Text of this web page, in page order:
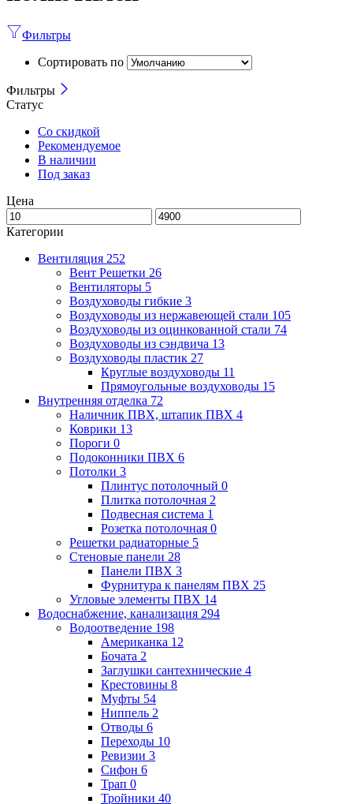
Фильтры
Сортировать по
Фильтры
Статус
Со скидкой
Рекомендуемое
В наличии
Под заказ
Цена
Категории
Вентиляция 252
Вент Решетки 26
Вентиляторы 5
Воздуховоды гибкие 3
Воздуховоды из нержавеющей стали 105
Воздуховоды из оцинкованной стали 74
Воздуховоды из сэндвича 13
Воздуховоды пластик 27
Круглые воздуховоды 11
Прямоугольные воздуховоды 15
Внутренняя отделка 72
Наличник ПВХ, штапик ПВХ 4
Коврики 13
Пороги 0
Подоконники ПВХ 6
Потолки 3
Плинтус потолочный 0
Плитка потолочная 2
Подвесная система 1
Розетка потолочная 0
Решетки радиаторные 5
Стеновые панели 28
Панели ПВХ 3
Фурнитура к панелям ПВХ 25
Угловые элементы ПВХ 14
Водоснабжение, канализация 294
Водоотведение 198
Американка 12
Бочата 2
Заглушки сантехнические 4
Крестовины 8
Муфты 54
Ниппель 2
Отводы 6
Переходы 10
Ревизии 3
Сифон 6
Трап 0
Тройники 40